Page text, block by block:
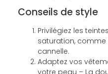
Conseils de style
Privilégiez les
saturation, comme
cannelle.
Adaptez vos
votre peau – La